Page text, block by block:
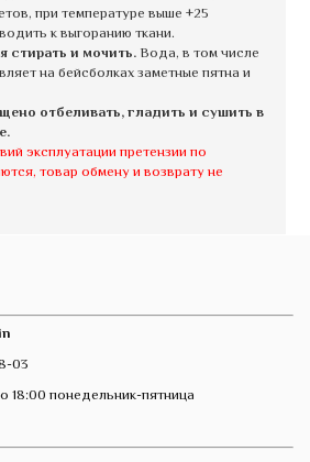
при температуре выше +25
к выгоранию ткани.
стирать и мочить.Вода, в том числе
на бейсболках заметные пятна и
отбеливать, гладить и сушить в
эксплуатации претензии по
товар обмену и возврату не
03
18:00 понедельник-пятница